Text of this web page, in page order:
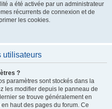
a été activée par un administrateur
récurrents de connexion et de
les cookies.
utilisateurs
?
paramètres sont stockés dans la
les modifier depuis le panneau de
se trouve généralement en
haut des pages du forum. Ce